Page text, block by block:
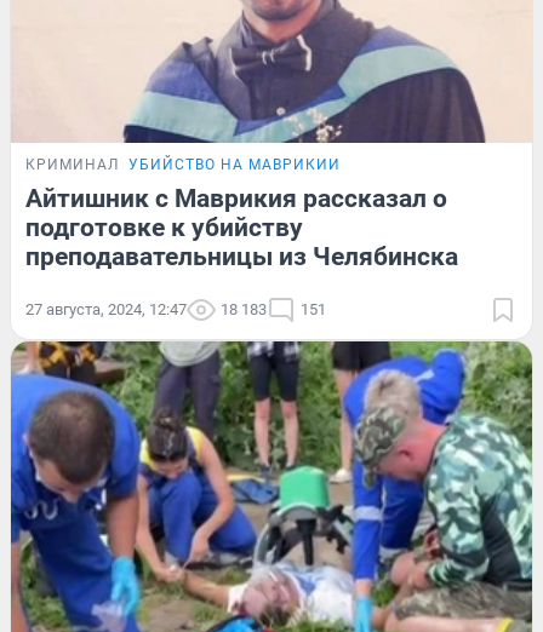
КРИМИНАЛ УБИЙСТВО НА МАВРИКИИ
Айтишник с Маврикия рассказал о
подготовке к убийству
преподавательницы из Челябинска
27 августа, 2024, 12:47 18 183 151